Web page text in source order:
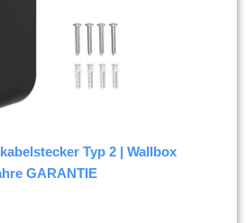
Typ 2 | Wallbox
GARANTIE